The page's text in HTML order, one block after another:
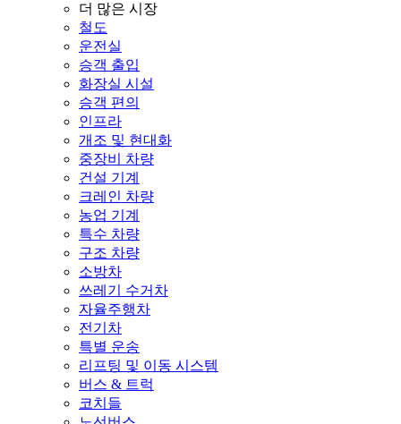
더 많은 시장
철도
운전실
승객 출입
화장실 시설
승객 편의
인프라
개조 및 현대화
중장비 차량
건설 기계
크레인 차량
농업 기계
특수 차량
구조 차량
소방차
쓰레기 수거차
자율주행차
전기차
특별 운송
리프팅 및 이동 시스템
버스 & 트럭
코치들